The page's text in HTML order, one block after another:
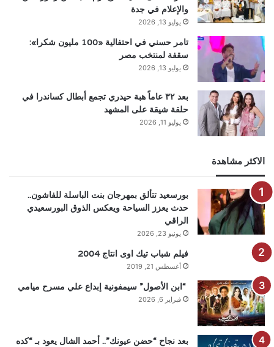
والإعلام في جدة
يوليو 13, 2026
تامر حسني في احتفالية «100 مليون شكرا»:
سقفة لمنتخب مصر
يوليو 13, 2026
بعد ٣٢ عاماً هبة حيدري تجمع أبطال كساندرا في
حلقة شيقة على المشهد
يوليو 11, 2026
الاكثر مشاهدة
بورسعيد تتألق بمهرجان بنت الباسلة للفاشون..
حدث يعزز السياحة ويعكس الذوق البورسعيدي
الراقي
يونيو 23, 2026
فيلم شباب تيك اوى انتاج 2004
أغسطس 21, 2019
“ابن الأصول” سيمفونية إبداع علي مسرح ميامي
فبراير 6, 2026
بعد نجاح “حضن عيونك”.. أحمد الشال يعود بـ “كده